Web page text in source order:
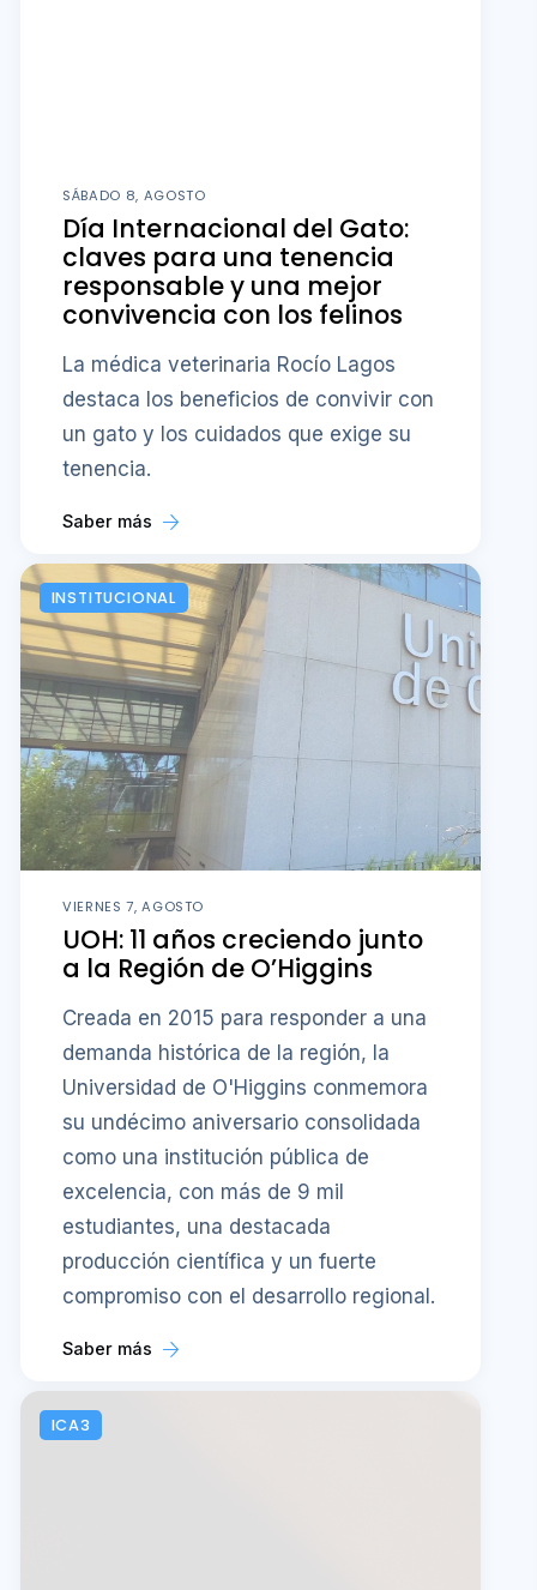
SÁBADO 8, AGOSTO
Día Internacional del Gato:
claves para una tenencia
responsable y una mejor
convivencia con los felinos
La médica veterinaria Rocío Lagos
destaca los beneficios de convivir con
un gato y los cuidados que exige su
tenencia.
Saber más
INSTITUCIONAL
VIERNES 7, AGOSTO
UOH: 11 años creciendo junto
a la Región de O’Higgins
Creada en 2015 para responder a una
demanda histórica de la región, la
Universidad de O'Higgins conmemora
su undécimo aniversario consolidada
como una institución pública de
excelencia, con más de 9 mil
estudiantes, una destacada
producción científica y un fuerte
compromiso con el desarrollo regional.
Saber más
ICA3